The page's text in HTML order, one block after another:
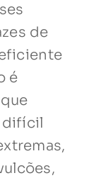
de
é
difícil